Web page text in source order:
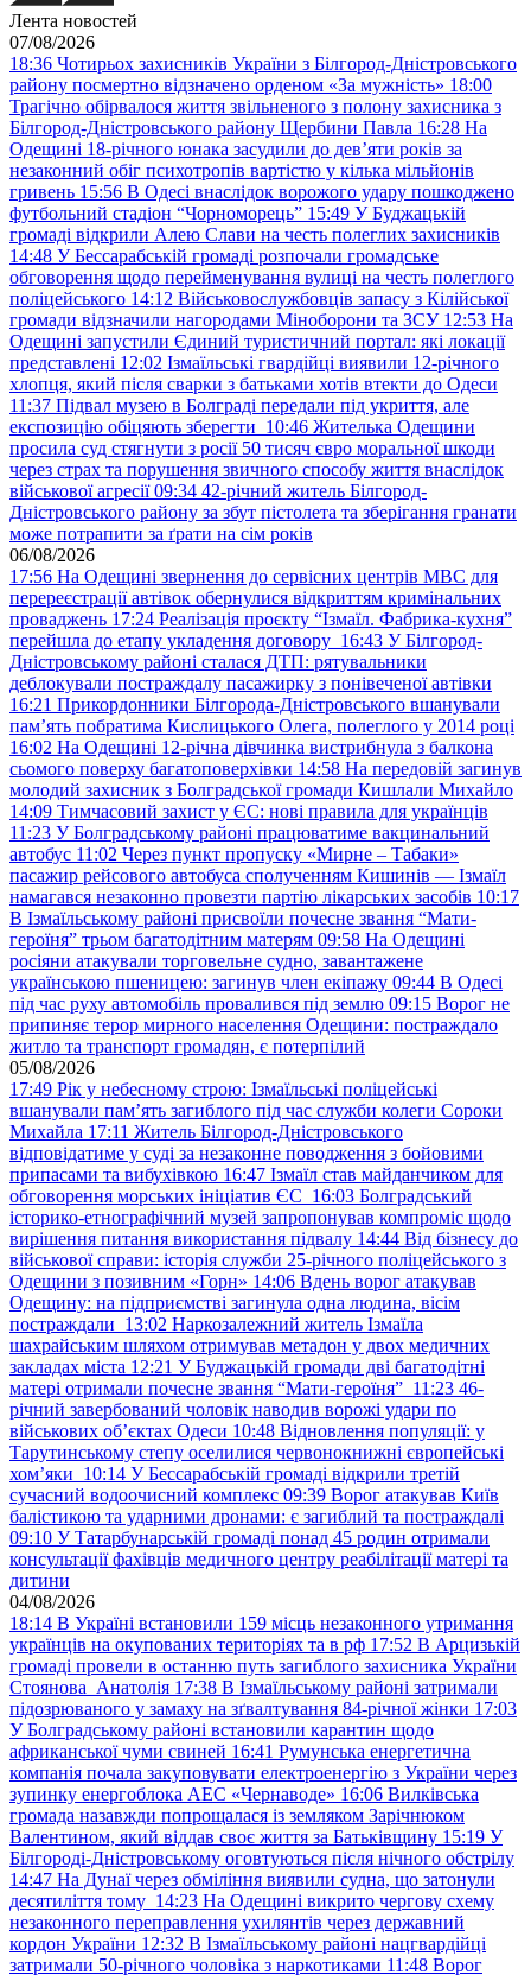
Лента новостей
07/08/2026
18:36 Чотирьох захисників України з Білгород-Дністровського
району посмертно відзначено орденом «За мужність» 18:00
Трагічно обірвалося життя звільненого з полону захисника з
Білгород-Дністровського району Щербини Павла 16:28 На
Одещині 18-річного юнака засудили до дев’яти років за
незаконний обіг психотропів вартістю у кілька мільйонів
гривень 15:56 В Одесі внаслідок ворожого удару пошкоджено
футбольний стадіон “Чорноморець” 15:49 У Буджацькій
громаді відкрили Алею Слави на честь полеглих захисників
14:48 У Бессарабській громаді розпочали громадське
обговорення щодо перейменування вулиці на честь полеглого
поліцейського 14:12 Військовослужбовців запасу з Кілійської
громади відзначили нагородами Міноборони та ЗСУ 12:53 На
Одещині запустили Єдиний туристичний портал: які локації
представлені 12:02 Ізмаїльські гвардійці виявили 12-річного
хлопця, який після сварки з батьками хотів втекти до Одеси
11:37 Підвал музею в Болграді передали під укриття, але
експозицію обіцяють зберегти 10:46 Жителька Одещини
просила суд стягнути з росії 50 тисяч євро моральної шкоди
через страх та порушення звичного способу життя внаслідок
військової агресії 09:34 42-річний житель Білгород-
Дністровського району за збут пістолета та зберігання гранати
може потрапити за ґрати на сім років
06/08/2026
17:56 На Одещині звернення до сервісних центрів МВС для
перереєстрації автівок обернулися відкриттям кримінальних
проваджень 17:24 Реалізація проєкту “Ізмаїл. Фабрика-кухня”
перейшла до етапу укладення договору 16:43 У Білгород-
Дністровському районі сталася ДТП: рятувальники
деблокували постраждалу пасажирку з понівеченої автівки
16:21 Прикордонники Білгорода-Дністровського вшанували
пам’ять побратима Кислицького Олега, полеглого у 2014 році
16:02 На Одещині 12-річна дівчинка вистрибнула з балкона
сьомого поверху багатоповерхівки 14:58 На передовій загинув
молодий захисник з Болградської громади Кишлали Михайло
14:09 Тимчасовий захист у ЄС: нові правила для українців
11:23 У Болградському районі працюватиме вакцинальний
автобус 11:02 Через пункт пропуску «Мирне – Табаки»
пасажир рейсового автобуса сполученням Кишинів — Ізмаїл
намагався незаконно провезти партію лікарських засобів 10:17
В Ізмаїльському районі присвоїли почесне звання “Мати-
героїня” трьом багатодітним матерям 09:58 На Одещині
росіяни атакували торговельне судно, завантажене
українською пшеницею: загинув член екіпажу 09:44 В Одесі
під час руху автомобіль провалився під землю 09:15 Ворог не
припиняє терор мирного населення Одещини: постраждало
житло та транспорт громадян, є потерпілий
05/08/2026
17:49 Рік у небесному строю: Ізмаїльські поліцейські
вшанували пам’ять загиблого під час служби колеги Сороки
Михайла 17:11 Житель Білгород-Дністровського
відповідатиме у суді за незаконне поводження з бойовими
припасами та вибухівкою 16:47 Ізмаїл став майданчиком для
обговорення морських ініціатив ЄС 16:03 Болградський
історико-етнографічний музей запропонував компроміс щодо
вирішення питання використання підвалу 14:44 Від бізнесу до
військової справи: історія служби 25-річного поліцейського з
Одещини з позивним «Горн» 14:06 Вдень ворог атакував
Одещину: на підприємстві загинула одна людина, вісім
постраждали 13:02 Наркозалежний житель Ізмаїла
шахрайським шляхом отримував метадон у двох медичних
закладах міста 12:21 У Буджацькій громади дві багатодітні
матері отримали почесне звання “Мати-героїня” 11:23 46-
річний завербований чоловік наводив ворожі удари по
військових обʼєктах Одеси 10:48 Відновлення популяції: у
Тарутинському степу оселилися червонокнижні європейські
хом’яки 10:14 У Бессарабській громаді відкрили третій
сучасний водоочисний комплекс 09:39 Ворог атакував Київ
балістикою та ударними дронами: є загиблий та постраждалі
09:10 У Татарбунарській громаді понад 45 родин отримали
консультації фахівців медичного центру реабілітації матері та
дитини
04/08/2026
18:14 В Україні встановили 159 місць незаконного утримання
українців на окупованих територіях та в рф 17:52 В Арцизькій
громаді провели в останню путь загиблого захисника України
Стоянова Анатолія 17:38 В Ізмаїльському районі затримали
підозрюваного у замаху на зґвалтування 84-річної жінки 17:03
У Болградському районі встановили карантин щодо
африканської чуми свиней 16:41 Румунська енергетична
компанія почала закуповувати електроенергію з України через
зупинку енергоблока АЕС «Чернаводе» 16:06 Вилківська
громада назавжди попрощалася із земляком Зарічнюком
Валентином, який віддав своє життя за Батьківщину 15:19 У
Білгороді-Дністровському оговтуються після нічного обстрілу
14:47 На Дунаї через обміління виявили судна, що затонули
десятиліття тому 14:23 На Одещині викрито чергову схему
незаконного переправлення ухилянтів через державний
кордон України 12:32 В Ізмаїльському районі нацгвардійці
затримали 50-річного чоловіка з наркотиками 11:48 Ворог